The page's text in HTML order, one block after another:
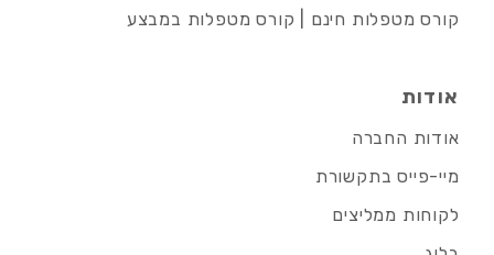
קורס מטפלות חינם | קורס מטפלות במבצע
אודות
אודות החברה
מיי-פייס בתקשורת
לקוחות ממליצים